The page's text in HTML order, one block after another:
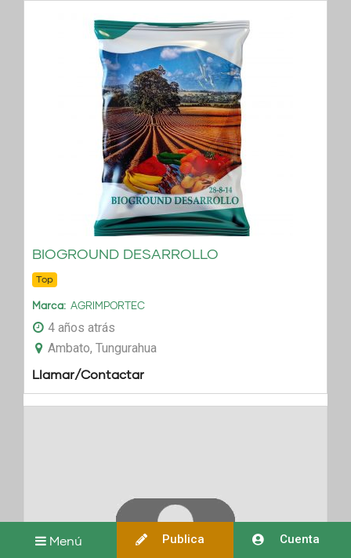
BIOGROUND DESARROLLO
Top
Marca AGRIMPORTEC
4 años atrás
Ambato, Tungurahua
Llamar/Contactar
Publica Cuenta